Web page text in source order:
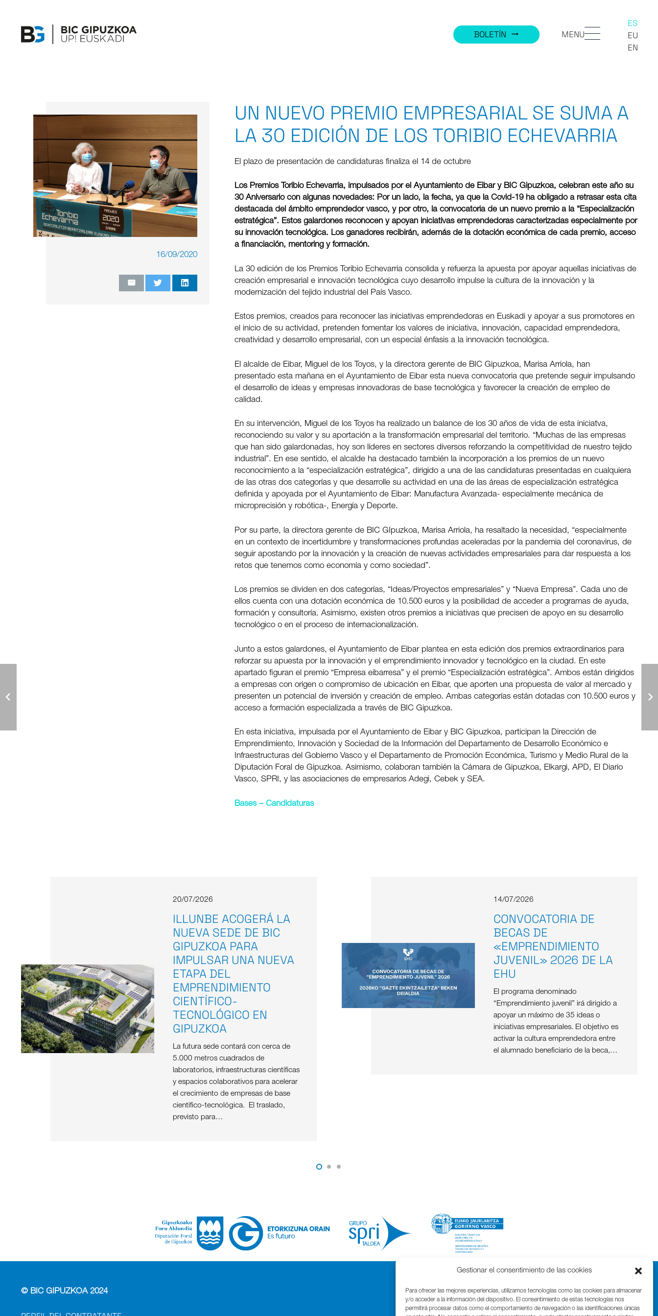
Gestionar el consentimiento de las cookies
Para ofrecer las mejores experiencias, utilizamos tecnologías como las cookies para almacenar
y/o acceder a la información del dispositivo. El consentimiento de estas tecnologías nos
permitirá procesar datos como el comportamiento de navegación o las identificaciones únicas
BOLETÍN trending_flat MENU
ES
EU
EN
16/09/2020
UN NUEVO PREMIO EMPRESARIAL SE SUMA A
LA 30 EDICIÓN DE LOS TORIBIO ECHEVARRIA
El plazo de presentación de candidaturas finaliza el 14 de octubre
Los Premios Toribio Echevarria, impulsados por el Ayuntamiento de Eibar y BIC Gipuzkoa, celebran este año su
30 Aniversario con algunas novedades: Por un lado, la fecha, ya que la Covid-19 ha obligado a retrasar esta cita
destacada del ámbito emprendedor vasco, y por otro, la convocatoria de un nuevo premio a la “Especialización
estratégica”. Estos galardones reconocen y apoyan iniciativas emprendedoras caracterizadas especialmente por
su innovación tecnológica. Los ganadores recibirán, además de la dotación económica de cada premio, acceso
a financiación, mentoring y formación.
La 30 edición de los Premios Toribio Echevarria consolida y refuerza la apuesta por apoyar aquellas iniciativas de
creación empresarial e innovación tecnológica cuyo desarrollo impulse la cultura de la innovación y la
modernización del tejido industrial del País Vasco.
Estos premios, creados para reconocer las iniciativas emprendedoras en Euskadi y apoyar a sus promotores en
el inicio de su actividad, pretenden fomentar los valores de iniciativa, innovación, capacidad emprendedora,
creatividad y desarrollo empresarial, con un especial énfasis a la innovación tecnológica.
El alcalde de Eibar, Miguel de los Toyos, y la directora gerente de BIC Gipuzkoa, Marisa Arriola, han
presentadoesta mañana en el Ayuntamiento de Eibar esta nueva convocatoria que pretende seguir impulsando
el desarrollo de ideas y empresas innovadoras de base tecnológica y favorecer la creación de empleo de
calidad.
En su intervención, Miguel de los Toyos ha realizado un balance de los 30 años de vida de esta iniciatva,
reconociendo su valor y su aportación a la transformación empresarial del territorio. “Muchas de las empresas
que han sido galardonadas, hoy son líderes en sectores diversos reforzando la competitividad de nuestro tejido
industrial”. En ese sentido, el alcalde ha destacado también la incorporación a los premios de un nuevo
reconocimiento a la “especialización estratégica”, dirigido a una de las candidaturas presentadas en cualquiera
de las otras dos categorías y que desarrolle su actividad en una de las áreas de especialización estratégica
definida y apoyada por el Ayuntamiento de Eibar: Manufactura Avanzada- especialmente mecánica de
microprecisión y robótica-, Energía y Deporte.
Por su parte, la directora gerente de BIC GIpuzkoa, Marisa Arriola, ha resaltado la necesidad, “especialmente
en un contexto de incertidumbre y transformaciones profundas aceleradas por la pandemia del coronavirus, de
seguir apostando por la innovación y la creación de nuevas actividades empresariales para dar respuesta a los
retos que tenemos como economía y como sociedad”.
Los premios se dividen en dos categorías, “Ideas/Proyectos empresariales” y “Nueva Empresa”. Cada uno de
ellos cuenta con una dotación económica de 10.500 euros y la posibilidad de acceder a programas de ayuda,
formación y consultoría. Asimismo, existen otros premios a iniciativas que precisen de apoyo en su desarrollo
tecnológico o en el proceso de internacionalización.
Junto a estos galardones, el Ayuntamiento de Eibar plantea en esta edición dos premios extraordinarios para
reforzar su apuesta por la innovación y el emprendimiento innovador y tecnológico en la ciudad. En este
apartado figuran el premio “Empresa eibarresa” y el premio “Especialización estratégica”. Ambos están dirigidos
a empresas con origen o compromiso de ubicación en Eibar, que aporten una propuesta de valor al mercado y
presenten un potencial de inversión y creación de empleo. Ambas categorías están dotadas con 10.500 euros y
acceso a formación especializada a través de BIC Gipuzkoa.
En esta iniciativa, impulsada por el Ayuntamiento de Eibar y BIC Gipuzkoa, participan la Dirección de
Emprendimiento, Innovación y Sociedad de la Información del Departamento de Desarrollo Económico e
Infraestructuras del Gobierno Vasco y el Departamento de Promoción Económica, Turismo y Medio Rural de la
Diputación Foral de Gipuzkoa. Asimismo, colaboran también la Cámara de Gipuzkoa, Elkargi, APD, El Diario
Vasco, SPRI, y las asociaciones de empresarios Adegi, Cebek y SEA.
Bases – Candidaturas
20/07/2026
ILLUNBE ACOGERÁ LA
NUEVA SEDE DE BIC
GIPUZKOA PARA
IMPULSAR UNA NUEVA
ETAPA DEL
EMPRENDIMIENTO
CIENTÍFICO-
TECNOLÓGICO EN
GIPUZKOA
La futura sede contará con cerca de
5.000 metros cuadrados de
laboratorios, infraestructuras científicas
y espacios colaborativos para acelerar
el crecimiento de empresas de base
científico-tecnológica. El traslado,
previsto para…
14/07/2026
CONVOCATORIA DE
BECAS DE
«EMPRENDIMIENTO
JUVENIL» 2026 DE LA
EHU
El programa denominado
“Emprendimiento juvenil” irá dirigido a
apoyar un máximo de 35 ideas o
iniciativas empresariales. El objetivo es
activar la cultura emprendedora entre
el alumnado beneficiario de la beca,…
© BIC GIPUZKOA 2024